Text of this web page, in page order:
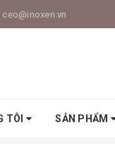
ceo@inoxen.vn
TÔI SẢN PHẨM